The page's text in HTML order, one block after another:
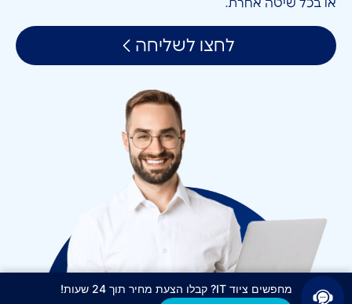
או בכל שיטה אחרת.
לחצו לשליחה
מחפשים ציוד IT? קבלו הצעת מחיר תוך 24 שעות!